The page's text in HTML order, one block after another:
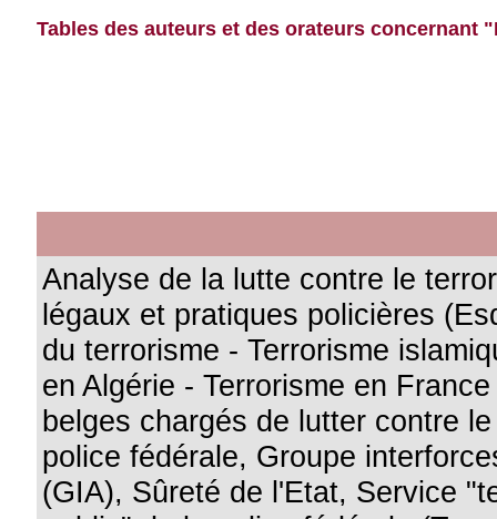
Tables des auteurs et des orateurs concernant
Analyse de la lutte contre le
légaux et pratiques policières
du terrorisme - Terrorisme
en Algérie - Terrorisme en
belges chargés de lutter contre
police fédérale, Groupe
(GIA), Sûreté de l'Etat, Service